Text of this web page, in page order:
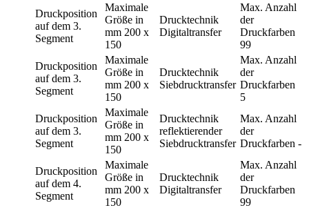
Druckposition
auf dem 3.
Segment
Maximale
Größe in
mm 200 x
150
Drucktechnik
Digitaltransfer
Max. Anzahl
der
Druckfarben
99
Druckposition
auf dem 3.
Segment
Maximale
Größe in
mm 200 x
150
Drucktechnik
Siebdrucktransfer
Max. Anzahl
der
Druckfarben
5
Druckposition
auf dem 3.
Segment
Maximale
Größe in
mm 200 x
150
Drucktechnik
reflektierender
Siebdrucktransfer
Max. Anzahl
der
Druckfarben -
Druckposition
auf dem 4.
Segment
Maximale
Größe in
mm 200 x
150
Drucktechnik
Digitaltransfer
Max. Anzahl
der
Druckfarben
99